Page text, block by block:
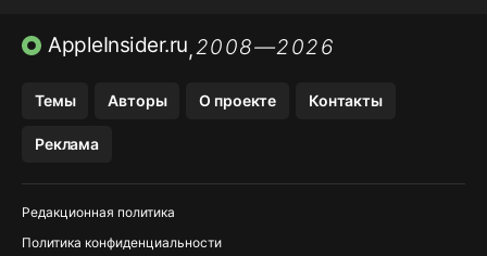
ПРИЛОЖЕНИЯ БЕЗ APP STORE
AppleInsider.ru,2008—2026
Темы Авторы О проекте Контакты
Реклама
Редакционная политика
Политика конфиденциальности